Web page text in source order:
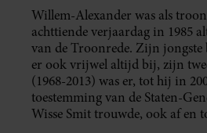
Willem-Alexander was als
achttiende verjaardag in 1985
van de Troonrede. Zijn
er ook vrijwel altijd bij, zijn
(1968-2013) was er, tot hij in
toestemming van de Staten-
Wisse Smit trouwde, ook af en